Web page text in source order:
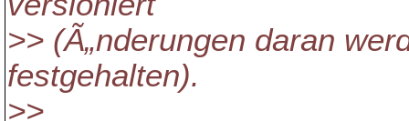
>> (Ã„nderungen daran
festgehalten).
>>